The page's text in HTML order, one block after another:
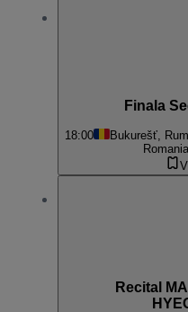
Finala
18:00 Bukurešť,
Recital